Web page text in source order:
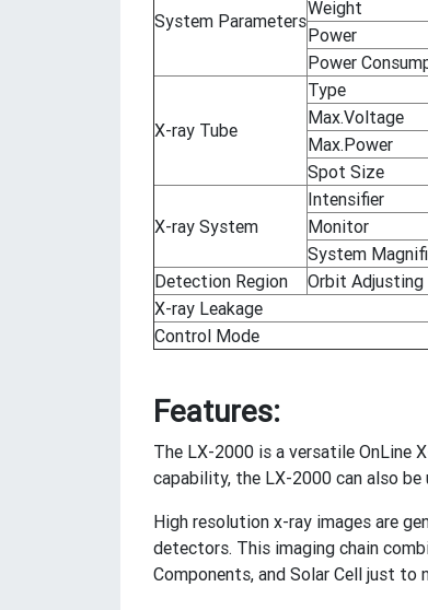
System Parameters
Weight
Power
Power
X-ray Tube
Type
Max.Voltage
Max.Power
Spot Size
X-ray System
Intensifier
Monitor
System
Detection Region
Orbit Adjusting
X-ray Leakage
Control Mode
Features:
The LX-2000 is a versatile OnLine
capability, the LX-2000 can also
High resolution x-ray images are
detectors. This imaging chain
Components, and Solar Cell just to